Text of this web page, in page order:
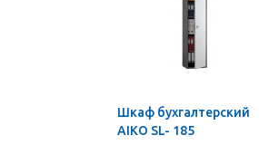
Шкаф бухгалтерский
AIKO SL- 185